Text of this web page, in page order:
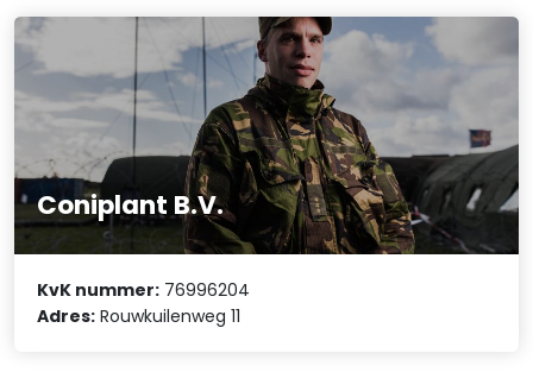
Coniplant B.V.
KvK nummer: 76996204
Adres: Rouwkuilenweg 11